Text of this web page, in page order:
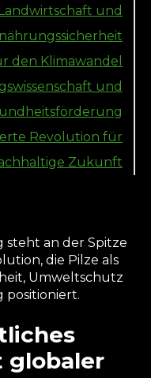
steht an der Spitze
die Pilze als
Umweltschutz
globaler
und
den Klimawandel
und
Revolution für
Zukunft